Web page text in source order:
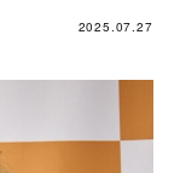
2025.07.27